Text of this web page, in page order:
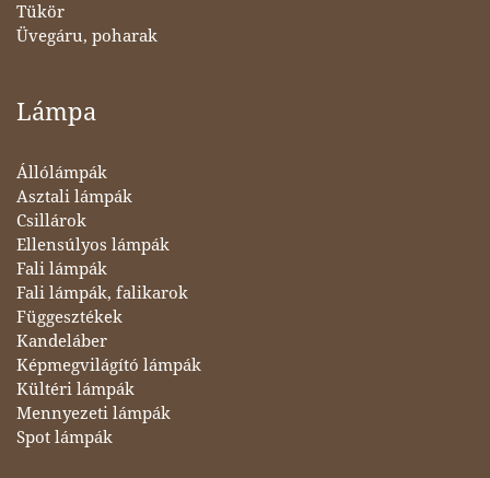
Tükör
Üvegáru, poharak
Lámpa
Állólámpák
Asztali lámpák
Csillárok
Ellensúlyos lámpák
Fali lámpák
Fali lámpák, falikarok
Függesztékek
Kandeláber
Képmegvilágító lámpák
Kültéri lámpák
Mennyezeti lámpák
Spot lámpák